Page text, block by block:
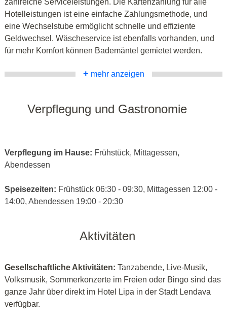
zahlreiche Serviceleistungen. Die Kartenzahlung für alle
Hotelleistungen ist eine einfache Zahlungsmethode, und
eine Wechselstube ermöglicht schnelle und effiziente
Geldwechsel. Wäscheservice ist ebenfalls vorhanden, und
für mehr Komfort können Bademäntel gemietet werden.
+ mehr anzeigen
Verpflegung und Gastronomie
Verpflegung im Hause: Frühstück, Mittagessen,
Abendessen
Speisezeiten: Frühstück 06:30 - 09:30, Mittagessen 12:00 -
14:00, Abendessen 19:00 - 20:30
Aktivitäten
Gesellschaftliche Aktivitäten: Tanzabende, Live-Musik,
Volksmusik, Sommerkonzerte im Freien oder Bingo sind das
ganze Jahr über direkt im Hotel Lipa in der Stadt Lendava
verfügbar.